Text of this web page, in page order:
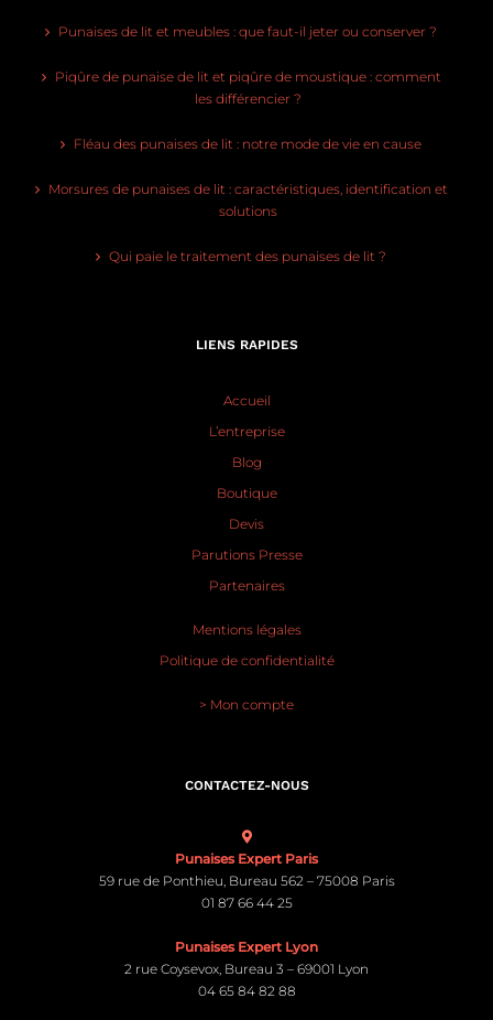
Punaises de lit et meubles : que faut-il jeter ou conserver ?
Piqûre de punaise de lit et piqûre de moustique : comment
les différencier ?
Fléau des punaises de lit : notre mode de vie en cause
Morsures de punaises de lit : caractéristiques, identification et
solutions
Qui paie le traitement des punaises de lit ?
LIENS RAPIDES
Accueil
L’entreprise
Blog
Boutique
Devis
Parutions Presse
Partenaires
Mentions légales
Politique de confidentialité
> Mon compte
CONTACTEZ-NOUS
Punaises Expert Paris
59 rue de Ponthieu, Bureau 562 – 75008 Paris
01 87 66 44 25
Punaises Expert Lyon
2 rue Coysevox, Bureau 3 – 69001 Lyon
04 65 84 82 88